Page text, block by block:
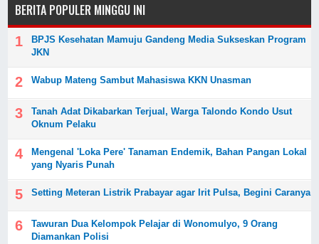
BERITA POPULER MINGGU INI
BPJS Kesehatan Mamuju Gandeng Media Sukseskan Program
JKN
Wabup Mateng Sambut Mahasiswa KKN Unasman
Tanah Adat Dikabarkan Terjual, Warga Talondo Kondo Usut
Oknum Pelaku
Mengenal 'Loka Pere' Tanaman Endemik, Bahan Pangan Lokal
yang Nyaris Punah
Setting Meteran Listrik Prabayar agar Irit Pulsa, Begini Caranya
Tawuran Dua Kelompok Pelajar di Wonomulyo, 9 Orang
Diamankan Polisi